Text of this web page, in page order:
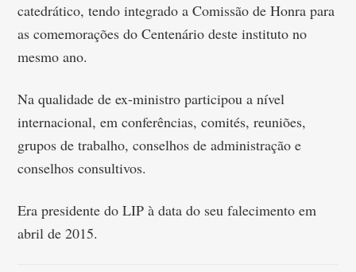
catedrático, tendo integrado a Comissão de Honra para
as comemorações do Centenário deste instituto no
mesmo ano.
Na qualidade de ex-ministro participou a nível
internacional, em conferências, comités, reuniões,
grupos de trabalho, conselhos de administração e
conselhos consultivos.
Era presidente do LIP à data do seu falecimento em
abril de 2015.